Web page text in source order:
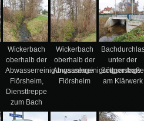
Wickerbach
oberhalb der
Abwasserreinigungsanlage
Flörsheim,
Diensttreppe
zum Bach
Wickerbach
oberhalb der
Abwasserreinigungsanlage
Flörsheim
unter der
Böttgerstraße
am Klärwerk